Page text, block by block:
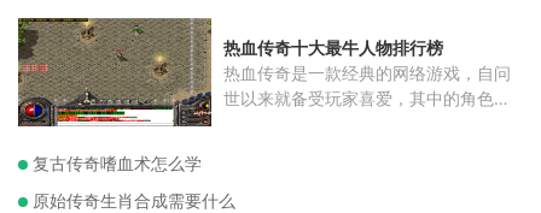
热血传奇十大最牛人物排行榜
热血传奇是一款经典的网络游戏，自问
世以来就备受玩家喜爱，其中的角色更
复古传奇嗜血术怎么学
原始传奇生肖合成需要什么